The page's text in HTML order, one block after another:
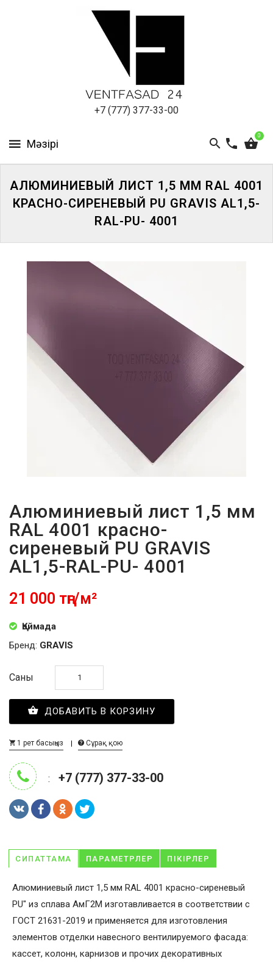
+7 (777) 377-33-00
0
ПАНЕЛИ
АЛЮМИНИЕВЫЙ ЛИСТ 1,5 ММ RAL 4001
КРАСНО-СИРЕНЕВЫЙ PU GRAVIS AL1,5-
RAL-PU- 4001
Алюминиевый лист 1,5 мм
RAL 4001 красно-
сиреневый PU GRAVIS
AL1,5-RAL-PU- 4001
21 000 тңг/м²
Қоймада
Бренд: GRAVIS
Саны
ДОБАВИТЬ В КОРЗИНУ
1 рет басыңыз Сұрақ қою
: +7 (777) 377-33-00
СИПАТТАМА ПАРАМЕТРЛЕР ПІКІРЛЕР
Алюминиевый лист 1,5 мм RAL 4001 красно-сиреневый
PU" из сплава АмГ2М изготавливается в соответствии с
ГОСТ 21631-2019 и применяется для изготовления
элементов отделки навесного вентилируемого фасада:
кассет, колонн, карнизов и прочих декоративных